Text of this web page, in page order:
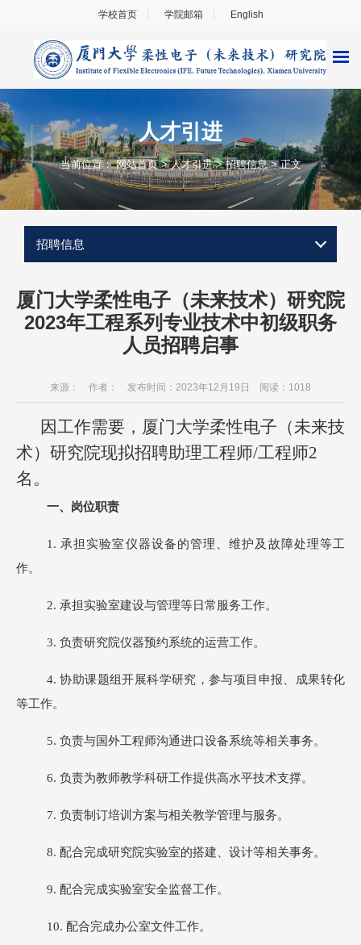
学校首页 学院邮箱 English
人才引进
当前位置：网站首页>人才引进>招聘信息> 正文
招聘信息
厦门大学柔性电子（未来技术）研究院
2023年工程系列专业技术中初级职务
人员招聘启事
来源： 作者： 发布时间：2023年12月19日 阅读： 1018
因工作需要，厦门大学柔性电子（未来技
术）研究院现拟招聘助理工程师/工程师2
名。
一、岗位职责
1. 承担实验室仪器设备的管理、维护及故障处理等工
作。
2. 承担实验室建设与管理等日常服务工作。
3. 负责研究院仪器预约系统的运营工作。
4. 协助课题组开展科学研究，参与项目申报、成果转化
等工作。
5. 负责与国外工程师沟通进口设备系统等相关事务。
6. 负责为教师教学科研工作提供高水平技术支撑。
7. 负责制订培训方案与相关教学管理与服务。
8. 配合完成研究院实验室的搭建、设计等相关事务。
9. 配合完成实验室安全监督工作。
10. 配合完成办公室文件工作。